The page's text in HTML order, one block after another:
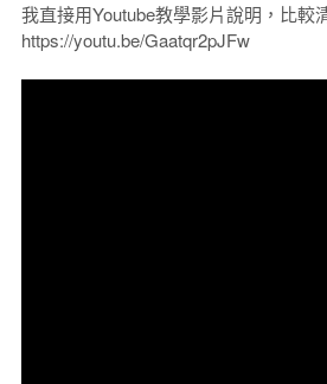
我直接用Youtube教學影片說明，比較
https://youtu.be/Gaatqr2pJFw